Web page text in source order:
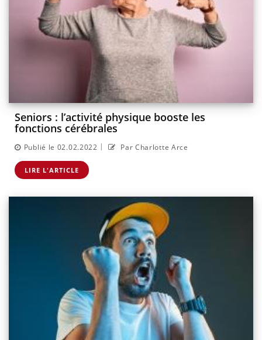
Seniors : l’activité physique booste les
fonctions cérébrales
Publié le 02.02.2022 | Par Charlotte Arce
LIRE L'ARTICLE